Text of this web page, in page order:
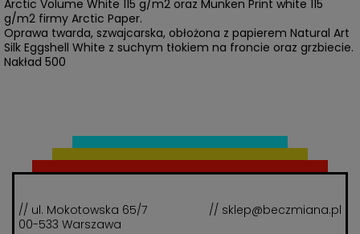
Arctic Volume White 115 g/m2 oraz ­Munken Print white 115
g/m2 firmy Arctic Paper.
Oprawa twarda, szwajcarska, obłożona z papierem Natural Art
Silk Eggshell White z suchym tłokiem na froncie oraz grzbiecie.
Nakład 500
// ul. Mokotowska 65/7
00-533 Warszawa
// sklep@beczmiana.pl